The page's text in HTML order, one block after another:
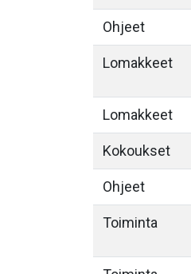
Ohjeet
Lomakkeet
Lomakkeet
Kokoukset
Ohjeet
Toiminta